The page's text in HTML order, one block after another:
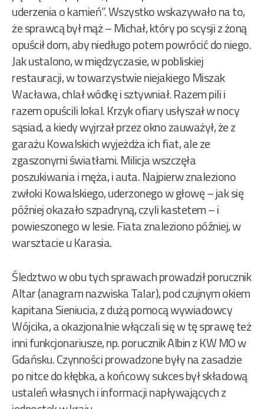
uderzenia o kamień”. Wszystko wskazywało na to,
że sprawcą był mąż – Michał, który po scysji z żoną
opuścił dom, aby niedługo potem powrócić do niego.
Jak ustalono, w międzyczasie, w pobliskiej
restauracji, w towarzystwie niejakiego Miszak
Wacława, chlał wódkę i sztywniał. Razem pili i
razem opuścili lokal. Krzyk ofiary usłyszał w nocy
sąsiad, a kiedy wyjrzał przez okno zauważył, że z
garażu Kowalskich wyjeżdża ich fiat, ale ze
zgaszonymi światłami. Milicja wszczęła
poszukiwania i męża, i auta. Najpierw znaleziono
zwłoki Kowalskiego, uderzonego w głowę – jak się
później okazało szpadryną, czyli kastetem – i
powieszonego w lesie. Fiata znaleziono później, w
warsztacie u Karasia.
Śledztwo w obu tych sprawach prowadził porucznik
Altar (anagram nazwiska Talar), pod czujnym okiem
kapitana Sieniucia, z dużą pomocą wywiadowcy
Wójcika, a okazjonalnie włączali się w tę sprawę też
inni funkcjonariusze, np. porucznik Albin z KW MO w
Gdańsku. Czynności prowadzone były na zasadzie
po nitce do kłębka, a końcowy sukces był składową
ustaleń własnych i informacji napływających z